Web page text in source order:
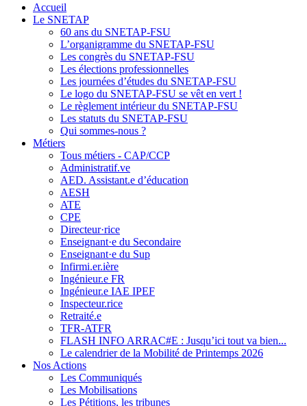
Accueil
Le SNETAP
60 ans du SNETAP-FSU
L’organigramme du SNETAP-FSU
Les congrès du SNETAP-FSU
Les élections professionnelles
Les journées d’études du SNETAP-FSU
Le logo du SNETAP-FSU se vêt en vert !
Le règlement intérieur du SNETAP-FSU
Les statuts du SNETAP-FSU
Qui sommes-nous ?
Métiers
Tous métiers - CAP/CCP
Administratif.ve
AED. Assistant.e d’éducation
AESH
ATE
CPE
Directeur·rice
Enseignant·e du Secondaire
Enseignant·e du Sup
Infirmi.er.ière
Ingénieur.e FR
Ingénieur.e IAE IPEF
Inspecteur.rice
Retraité.e
TFR-ATFR
FLASH INFO ARRAC#E : Jusqu’ici tout va bien...
Le calendrier de la Mobilité de Printemps 2026
Nos Actions
Les Communiqués
Les Mobilisations
Les Pétitions, les tribunes